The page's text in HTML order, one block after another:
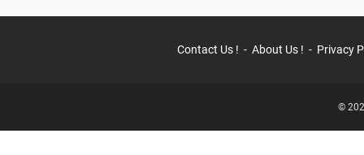
Contact Us ! About Us ! Privacy
©